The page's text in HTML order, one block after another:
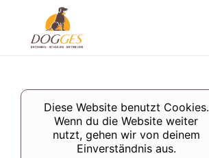
Diese Website benutzt Cookies.
Wenn du die Website weiter
nutzt, gehen wir von deinem
Einverständnis aus.